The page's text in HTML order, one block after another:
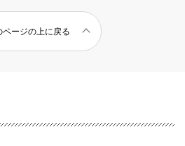
ページの上に戻る